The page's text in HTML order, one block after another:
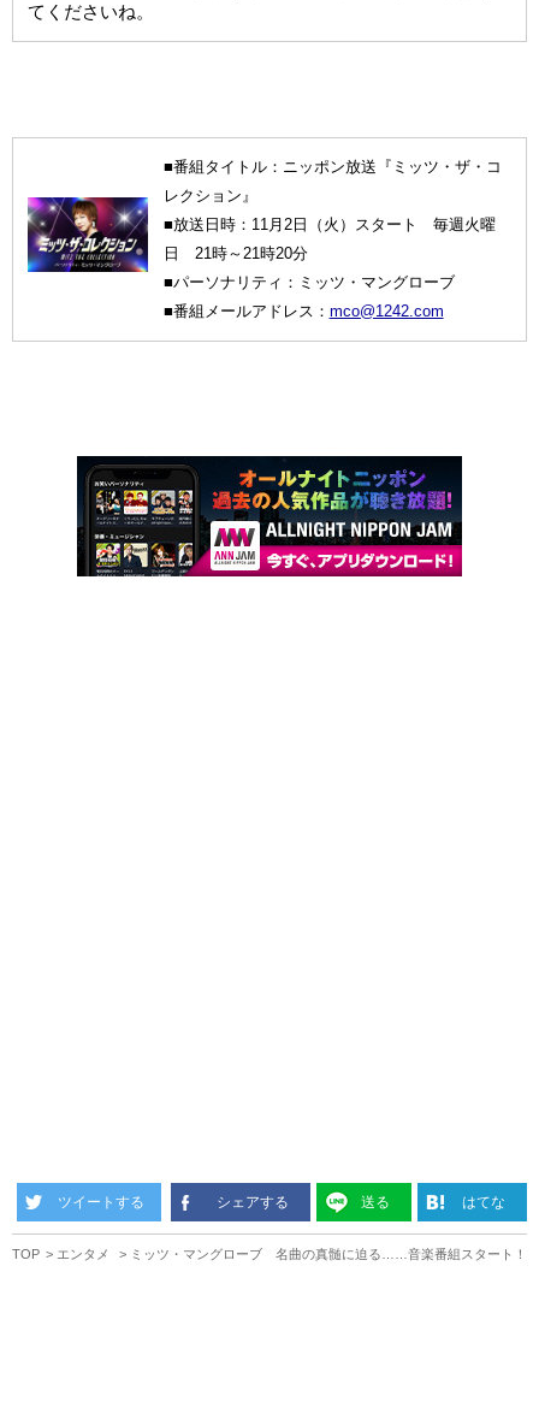
てくださいね。
■番組タイトル：ニッポン放送『ミッツ・ザ・コ
レクション』
■放送日時：11月2日（火）スタート 毎週火曜
日 21時～21時20分
■パーソナリティ：ミッツ・マングローブ
■番組メールアドレス： mco@1242.com
ツイートする シェアする 送る はてな
TOP エンタメ ミッツ・マングローブ 名曲の真髄に迫る……音楽番組スタート！